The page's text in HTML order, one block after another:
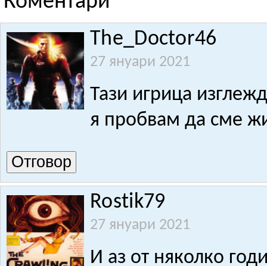
The_Doctor46
27 януари 2021
Тази игрица
я пробвам да сме
Отговор
Rostik79
27 януари 2021
И аз от няколко